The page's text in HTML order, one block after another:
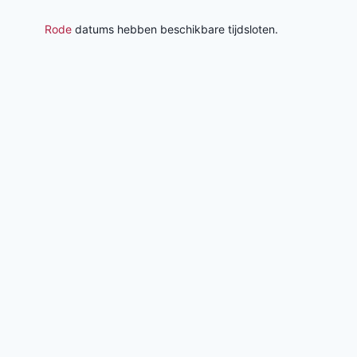
Rode datums hebben beschikbare tijdsloten.